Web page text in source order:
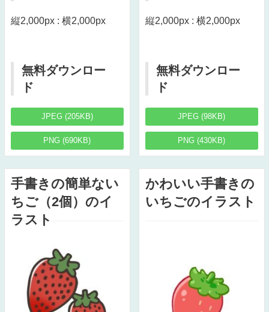
縦2,000px : 横2,000px
無料ダウンロー
ド
JPEG (205KB)
PNG (690KB)
縦2,000px : 横2,000px
無料ダウンロー
ド
JPEG (98KB)
PNG (430KB)
手書きの簡単ない
ちご（2個）のイ
ラスト
かわいい手書きの
いちごのイラスト